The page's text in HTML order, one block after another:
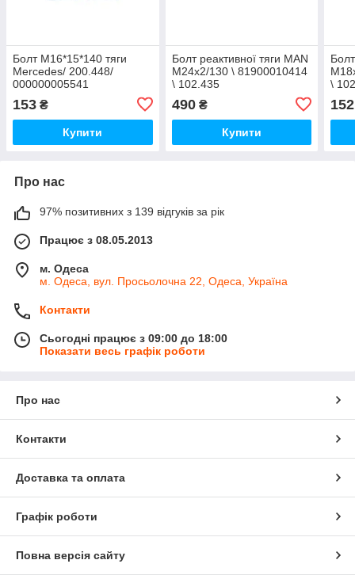
Болт М16*15*140 тяги
Mercedes/ 200.448/
000000005541
153 ₴
Купити
Болт реактивної тяги MAN
M24x2/130 \ 81900010414
\ 102.435
490₴
Купити
\
152
Про нас
97% позитивних з 139 відгуків за рік
Працює з 08.05.2013
м. Одеса
м. Одеса, вул. Просьолочна 22, Одеса, Україна
Контакти
Сьогодні працює з 09:00 до 18:00
Показати весь графік роботи
Про нас
Контакти
Доставка та оплата
Графік роботи
Повна версія сайту